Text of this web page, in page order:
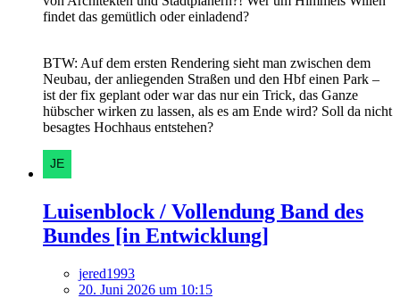
findet das gemütlich oder einladend?
BTW: Auf dem ersten Rendering sieht man zwischen dem
Neubau, der anliegenden Straßen und den Hbf einen Park –
ist der fix geplant oder war das nur ein Trick, das Ganze
hübscher wirken zu lassen, als es am Ende wird? Soll da nicht
besagtes Hochhaus entstehen?
Luisenblock / Vollendung Band des
Bundes [in Entwicklung]
jered1993
20. Juni 2026 um 10:15